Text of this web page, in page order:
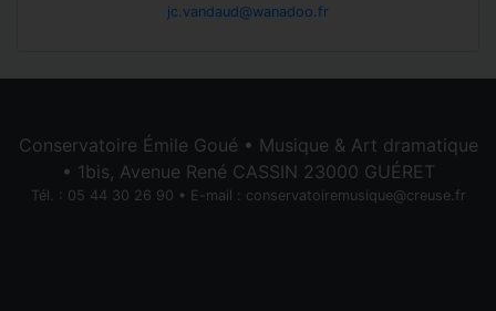
jc.vandaud@wanadoo.fr
Conservatoire Émile Goué • Musique & Art dramatique
• 1bis, Avenue René CASSIN 23000 GUÉRET
Tél. : 05 44 30 26 90 • E-mail : conservatoiremusique@creuse.fr